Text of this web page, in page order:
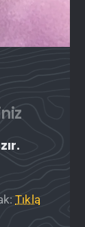
Tıkla